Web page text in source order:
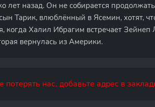
лет назад. Он не собирается
Тарик, влюблённый в Ясемин, хотят,
когда Халил Ибрагим встречает Зейнеп
вернулась из Америки.
нас, добавьте адрес в